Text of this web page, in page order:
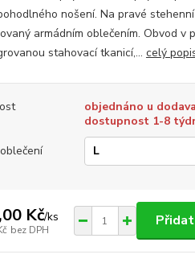
nošení. Na pravé
armádním oblečením. Obvod v
stahovací tkanicí,... celý
objednáno u
dostupnost 1-8
Kč/ks
bez DPH